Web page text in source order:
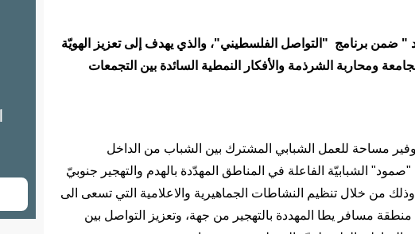
" ضمن برنامج " التواصل الفلسطيني"، والذي يهدف إلى تعزيز الهويّة
ومحاربة الشرذمة والأفكار النمطية السائدة بين التجمعات
مساحة للعمل الشبابي المشترك بين الشباب من الداخل
"صمود" الشبابيّة الفاعلة في المناطق المهدّدة بالهدم والتهجير جنوبيّ
من خلال تنظيم النشاطات الجماهيرية والاعلامية التي تسعى الى
مسافر يطا المهددة بالتهجير من جهة، وتعزيز التواصل بين